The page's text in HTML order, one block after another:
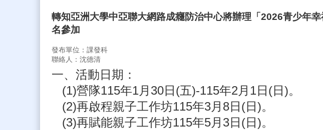
轉知亞洲大學中亞聯大網路成癮防治中心將辦理「2026青少年
名參加
發布單位：課發科
聯絡人：沈德清
一、活動日期：
(1)營隊115年1月30日(五)-115年2月1日(日)。
(2)再啟程親子工作坊115年3月8日(日)。
(3)再賦能親子工作坊115年5月3日(日)。